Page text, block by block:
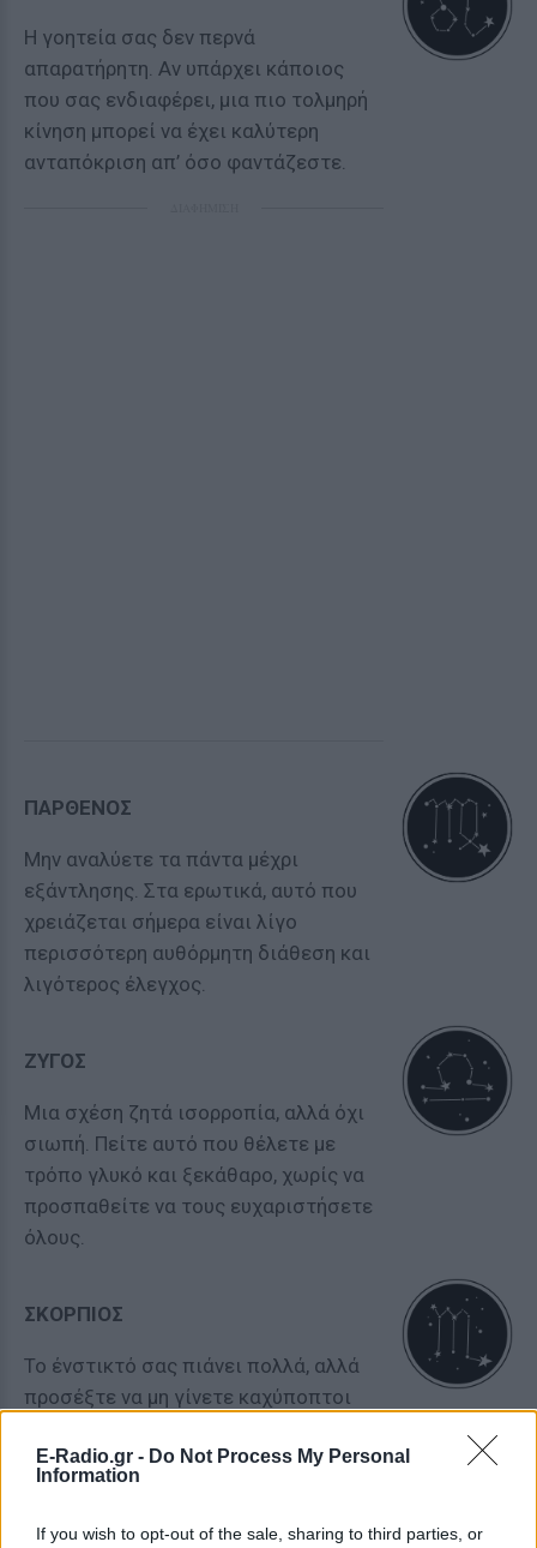
E-Radio.gr - Do Not Process My Personal
Information
If you wish to opt-out of the sale, sharing to third parties, or
Η γοητεία σας δεν περνά
απαρατήρητη. Αν υπάρχει κάποιος
που σας ενδιαφέρει, μια πιο τολμηρή
κίνηση μπορεί να έχει καλύτερη
ανταπόκριση απ’ όσο φαντάζεστε.
ΠΑΡΘΕΝΟΣ
Μην αναλύετε τα πάντα μέχρι
εξάντλησης. Στα ερωτικά, αυτό που
χρειάζεται σήμερα είναι λίγο
περισσότερη αυθόρμητη διάθεση και
λιγότερος έλεγχος.
ΖΥΓΟΣ
Μια σχέση ζητά ισορροπία, αλλά όχι
σιωπή. Πείτε αυτό που θέλετε με
τρόπο γλυκό και ξεκάθαρο, χωρίς να
προσπαθείτε να τους ευχαριστήσετε
όλους.
ΣΚΟΡΠΙΟΣ
Το ένστικτό σας πιάνει πολλά, αλλά
προσέξτε να μη γίνετε καχύποπτοι
κουβέντες και δυνατή έλξη.
ΤΟΞΟΤΗΣ